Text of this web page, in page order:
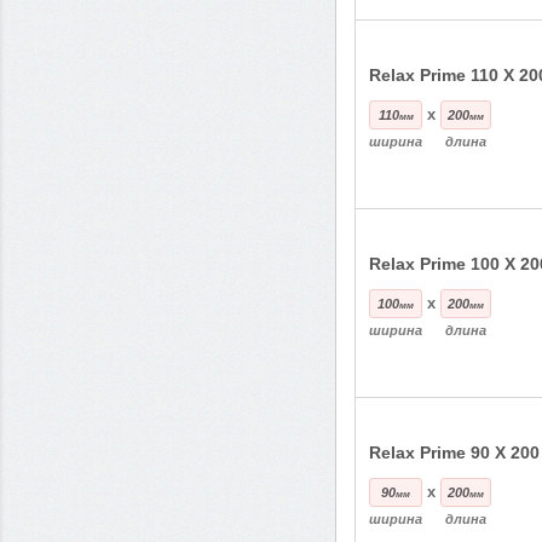
Relax Prime 110 Х
110мм
ширина
x 200мм
длина
Relax Prime 100 Х
100мм
ширина
x 200мм
длина
Relax Prime 90 Х 200
90мм
ширина
x 200мм
длина